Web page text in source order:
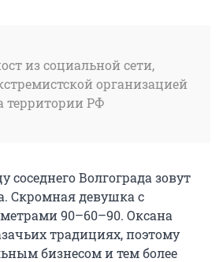
из социальной сети,
организацией
территории РФ
соседнего Волгограда зовут
Скромная девушка с
90–60–90. Оксана
традициях, поэтому
бизнесом и тем более